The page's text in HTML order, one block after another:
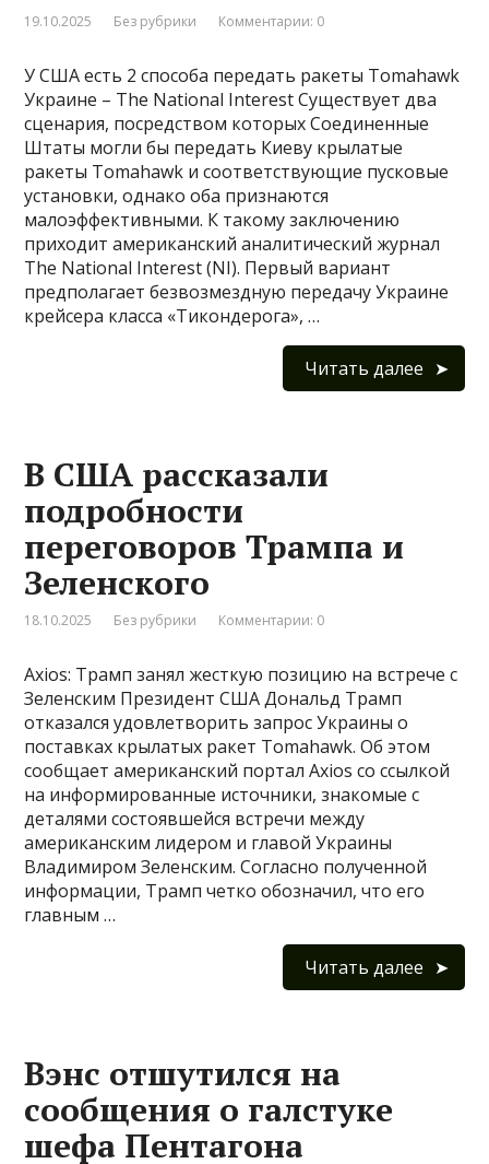
19.10.2025 Без рубрики Комментарии: 0
У США есть 2 способа передать ракеты Tomahawk
Украине – The National Interest Существует два
сценария, посредством которых Соединенные
Штаты могли бы передать Киеву крылатые
ракеты Tomahawk и соответствующие пусковые
установки, однако оба признаются
малоэффективными. К такому заключению
приходит американский аналитический журнал
The National Interest (NI). Первый вариант
предполагает безвозмездную передачу Украине
крейсера класса «Тикондерога», …
Читать далее
В США рассказали
подробности
переговоров Трампа и
Зеленского
18.10.2025 Без рубрики Комментарии: 0
Axios: Трамп занял жесткую позицию на встрече с
Зеленским Президент США Дональд Трамп
отказался удовлетворить запрос Украины о
поставках крылатых ракет Tomahawk. Об этом
сообщает американский портал Axios со ссылкой
на информированные источники, знакомые с
деталями состоявшейся встречи между
американским лидером и главой Украины
Владимиром Зеленским. Согласно полученной
информации, Трамп четко обозначил, что его
главным …
Читать далее
Вэнс отшутился на
сообщения о галстуке
шефа Пентагона